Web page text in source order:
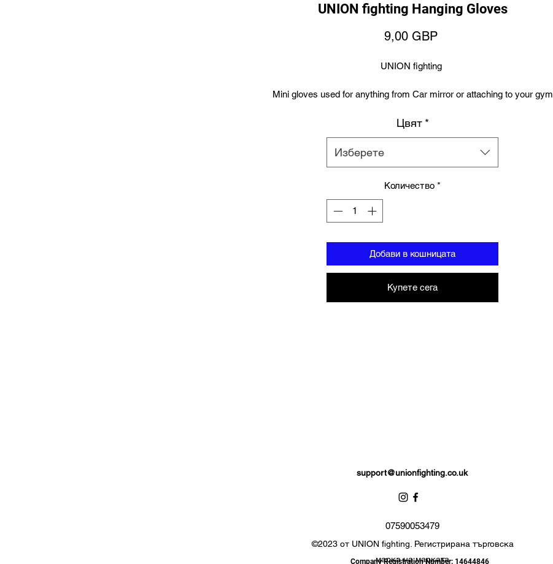
UNION fighting Hanging Gloves
9,00 GBPЦена
UNION fighting
Mini gloves used for anything from Car mirror or attaching to your gym
Цвят *
Изберете
Количество *
Добави в кошницата
Купете сега
support@unionfighting.co.uk
07590053479
©2023 от UNION fighting. Регистрирана търговска
марка на марката
Company Registration Number: 14644846